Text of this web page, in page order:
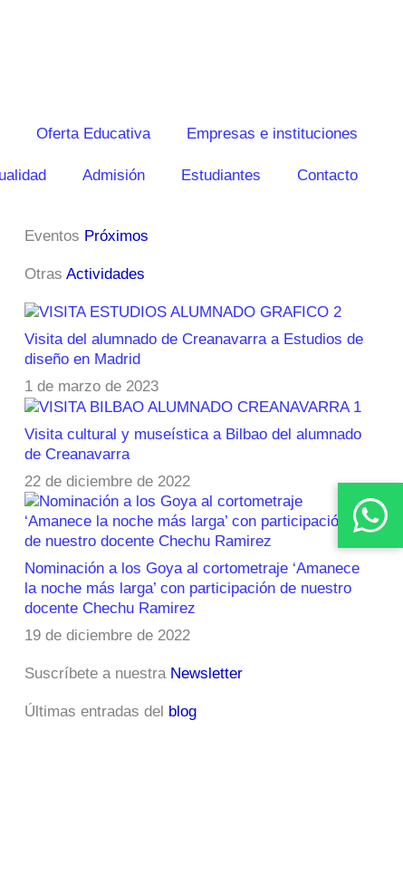
Oferta Educativa Empresas e instituciones
Admisión Estudiantes Contacto
Eventos Próximos
Otras Actividades
Visita del alumnado de Creanavarra a Estudios de
diseño en Madrid
1 de marzo de 2023
Visita cultural y museística a Bilbao del alumnado
de Creanavarra
22 de diciembre de 2022
Nominación a los Goya al cortometraje ‘Amanece
la noche más larga’ con participación de nuestro
docente Chechu Ramirez
19 de diciembre de 2022
Suscríbete a nuestra Newsletter
Últimas entradas del blog